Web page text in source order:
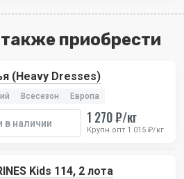
приобрести
А 80732 Платья (Heavy Dresses)
Всесезон Европа
в наличии 1 270 ₽/кг
Крупн.опт 1 015 ₽/кг
Kids 114, 2 лота